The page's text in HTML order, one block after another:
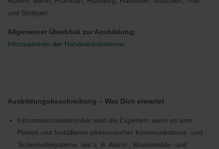
und Stuttgart
Allgemeiner Überblick zur Ausbildung:
Informationen der Handwerkskammer
Ausbildungsbeschreibung – Was Dich erwartet
Informationselektroniker sind die Experten, wenn es ums
Planen und Installieren elektronischer Kommunikations- und
Sicherheitssysteme, wie z. B. Alarm-, Brandmelde- und